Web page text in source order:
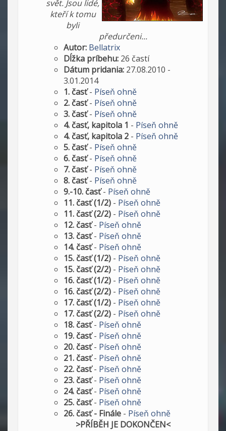
svět. Jsou lidé,
kteří k tomu
byli
předurčeni...
Autor: Bellatrix
Dĺžka príbehu: 26 častí
Dátum pridania: 27.08.2010 -
3.01.2014
1. časť- Píseň ohně
2. časť- Píseň ohně
3. časť- Píseň ohně
4. časť, kapitola 1 - Píseň ohně
4. časť, kapitola 2 - Píseň ohně
5. časť- Píseň ohně
6. časť- Píseň ohně
7. časť- Píseň ohně
8. časť- Píseň ohně
9.-10. časť- Píseň ohně
11. časť (1/2) - Píseň ohně
11. časť (2/2) - Píseň ohně
12. časť- Píseň ohně
13. časť- Píseň ohně
14. časť- Píseň ohně
15. časť (1/2) - Píseň ohně
15. časť (2/2) - Píseň ohně
16. časť (1/2) - Píseň ohně
16. časť (2/2) - Píseň ohně
17. časť (1/2) - Píseň ohně
17. časť (2/2) - Píseň ohně
18. časť- Píseň ohně
19. časť- Píseň ohně
20. časť- Píseň ohně
21. časť- Píseň ohně
22. časť- Píseň ohně
23. časť- Píseň ohně
24. časť- Píseň ohně
25. časť- Píseň ohně
26. časť - Finále - Píseň ohně
>PŘÍBĚH JE DOKONČEN<